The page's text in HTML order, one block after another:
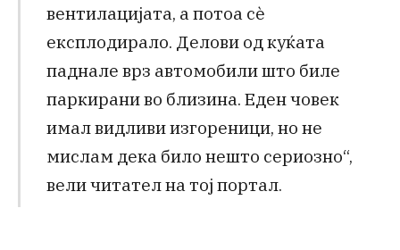
вентилацијата, а потоа сè
експлодирало. Делови од куќата
паднале врз автомобили што биле
паркирани во близина. Еден човек
имал видливи изгореници, но не
мислам дека било нешто сериозно“,
вели читател на тој портал.